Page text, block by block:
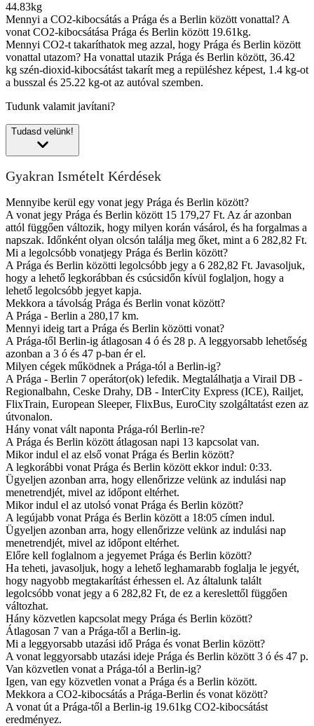
44.83kg
Mennyi a CO2-kibocsátás a Prága és a Berlin között vonattal?A
vonat CO2-kibocsátása Prága és Berlin között 19.61kg.
Mennyi CO2-t takaríthatok meg azzal, hogy Prága és Berlin között
vonattal utazom? Ha vonattal utazik Prága és Berlin között, 36.42
kg szén-dioxid-kibocsátást takarít meg a repüléshez képest, 1.4 kg-ot
a busszal és 25.22 kg-ot az autóval szemben.
Tudunk valamit javítani?
Tudasd velünk!
Gyakran Ismételt Kérdések
Mennyibe kerül egy vonat jegy Prága és Berlin között?
A vonat jegy Prága és Berlin között 15 179,27 Ft. Az ár azonban
attól függően változik, hogy milyen korán vásárol, és ha forgalmas a
napszak. Időnként olyan olcsón találja meg őket, mint a 6 282,82 Ft.
Mi a legolcsóbb vonatjegy Prága és Berlin között?
A Prága és Berlin közötti legolcsóbb jegy a 6 282,82 Ft. Javasoljuk,
hogy a lehető legkorábban és csúcsidőn kívül foglaljon, hogy a
lehető legolcsóbb jegyet kapja.
Mekkora a távolság Prága és Berlin vonat között?
A Prága - Berlin a 280,17 km.
Mennyi ideig tart a Prága és Berlin közötti vonat?
A Prága-től Berlin-ig átlagosan 4 ó és 28 p. A leggyorsabb lehetőség
azonban a 3 ó és 47 p-ban ér el.
Milyen cégek működnek a Prága-tól a Berlin-ig?
A Prága - Berlin 7 operátor(ok) lefedik. Megtalálhatja a Virail DB -
Regionalbahn, Ceske Drahy, DB - InterCity Express (ICE), Railjet,
FlixTrain, European Sleeper, FlixBus, EuroCity szolgáltatást ezen az
útvonalon.
Hány vonat vált naponta Prága-ról Berlin-re?
A Prága és Berlin között átlagosan napi 13 kapcsolat van.
Mikor indul el az első vonat Prága és Berlin között?
A legkorábbi vonat Prága és Berlin között ekkor indul: 0:33.
Ügyeljen azonban arra, hogy ellenőrizze velünk az indulási nap
menetrendjét, mivel az időpont eltérhet.
Mikor indul el az utolsó vonat Prága és Berlin között?
A legújabb vonat Prága és Berlin között a 18:05 címen indul.
Ügyeljen azonban arra, hogy ellenőrizze velünk az indulási nap
menetrendjét, mivel az időpont eltérhet.
Előre kell foglalnom a jegyemet Prága és Berlin között?
Ha teheti, javasoljuk, hogy a lehető leghamarabb foglalja le jegyét,
hogy nagyobb megtakarítást érhessen el. Az általunk talált
legolcsóbb vonat jegy a 6 282,82 Ft, de ez a kereslettől függően
változhat.
Hány közvetlen kapcsolat megy Prága és Berlin között?
Átlagosan 7 van a Prága-től a Berlin-ig.
Mi a leggyorsabb utazási idő Prága és vonat Berlin között?
A vonat leggyorsabb utazási ideje Prága és Berlin között 3 ó és 47 p.
Van közvetlen vonat a Prága-tól a Berlin-ig?
Igen, van egy közvetlen vonat a Prága és a Berlin között.
Mekkora a CO2-kibocsátás a Prága-Berlin és vonat között?
A vonat út a Prága-től a Berlin-ig 19.61kg CO2-kibocsátást
eredményez.